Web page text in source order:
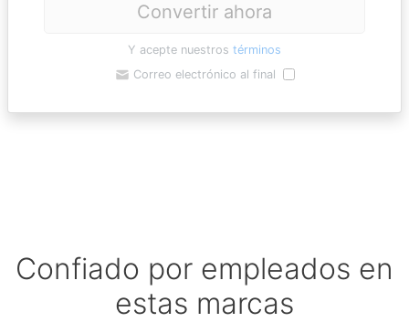
Convertir ahora
Y acepte nuestros términos
Correo electrónico al final
Confiado por empleados en
estas marcas